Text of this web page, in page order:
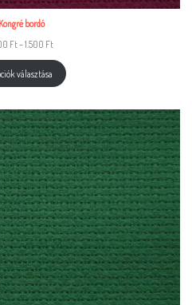
Kongré bordó
Ft–1.500 Ft
választása